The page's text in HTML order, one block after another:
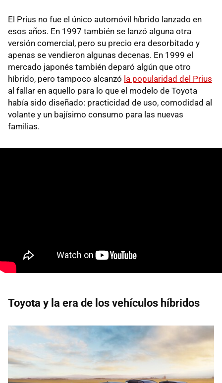
El Prius no fue el único automóvil híbrido lanzado en
esos años. En 1997 también se lanzó alguna otra
versión comercial, pero su precio era desorbitado y
apenas se vendieron algunas decenas. En 1999 el
mercado japonés también deparó algún que otro
híbrido, pero tampoco alcanzó la popularidad del Prius
al fallar en aquello para lo que el modelo de Toyota
había sido diseñado: practicidad de uso, comodidad al
volante y un bajísimo consumo para las nuevas
familias.
Toyota y la era de los vehículos híbridos